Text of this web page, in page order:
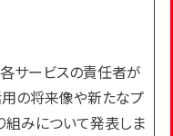
サービスの責任者が
の将来像や新たなプ
組みについて発表しま